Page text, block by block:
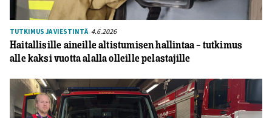
TUTKIMUS JA VIESTINTÄ 4.6.2026
Haitallisille aineille altistumisen hallintaa – tutkimus
alle kaksi vuotta alalla olleille pelastajille